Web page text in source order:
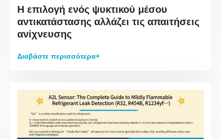
Η επιλογή ενός ψυκτικού μέσου
αντικατάστασης αλλάζει τις απαιτήσεις
ανίχνευσης
Διαβάστε περισσότερα+